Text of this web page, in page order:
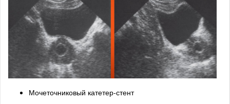
Мочеточниковый катетер-стент